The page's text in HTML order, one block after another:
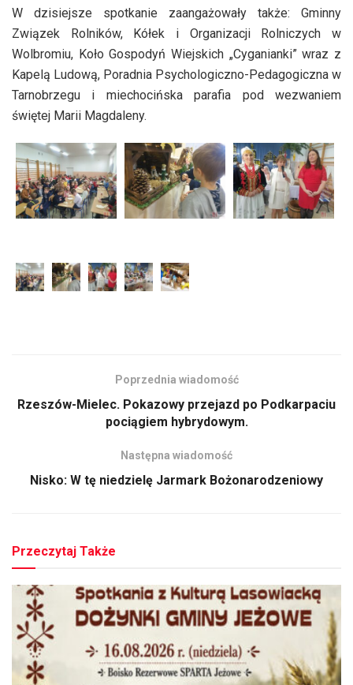
dźwiękowych
W dzisiejsze spotkanie zaangażowały także: Gminny
Związek Rolników, Kółek i Organizacji Rolniczych w
Wolbromiu, Koło Gospodyń Wiejskich „Cyganianki” wraz z
Kapelą Ludową, Poradnia Psychologiczno-Pedagogiczna w
Tarnobrzegu i miechocińska parafia pod wezwaniem
świętej Marii Magdaleny.
Poprzednia wiadomość
Rzeszów-Mielec. Pokazowy przejazd po Podkarpaciu
pociągiem hybrydowym.
Następna wiadomość
Nisko: W tę niedzielę Jarmark Bożonarodzeniowy
Przeczytaj Także